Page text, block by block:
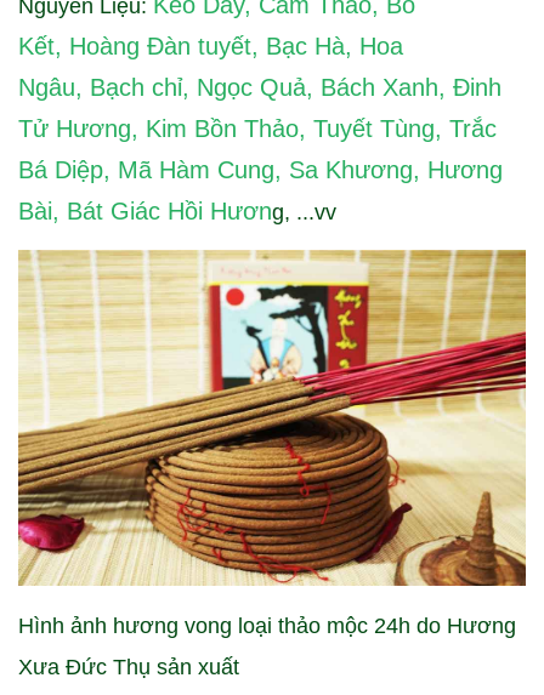
Nguyên Liệu:
Kết, Hoàng Đàn tuyết, Bạc Hà, Hoa
Ngâu, Bạch chỉ, Ngọc Quả, Bách Xanh, Đinh
Tử Hương, Kim Bồn Thảo, Tuyết Tùng, Trắc
Bá Diệp, Mã Hàm Cung, Sa Khương, Hương
Bài, Bát Giác Hồi Hương, ...vv
Hình ảnh hương vong loại thảo mộc 24h do Hương
Xưa Đức Thụ sản xuất